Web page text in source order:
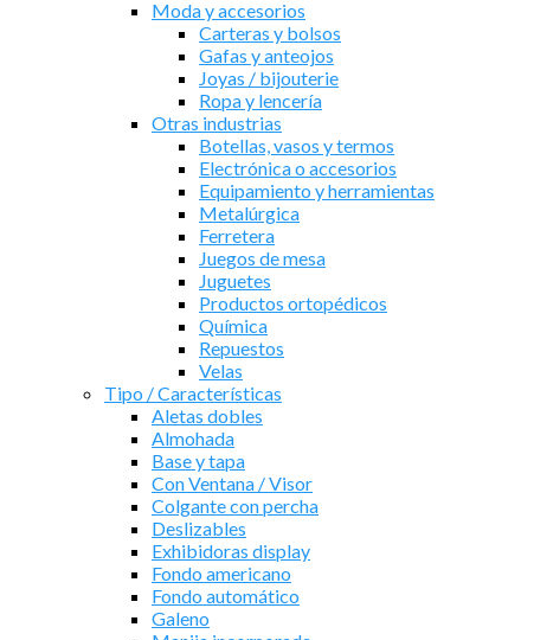
Moda y accesorios
Carteras y bolsos
Gafas y anteojos
Joyas / bijouterie
Ropa y lencería
Otras industrias
Botellas, vasos y termos
Electrónica o accesorios
Equipamiento y herramientas
Metalúrgica
Ferretera
Juegos de mesa
Juguetes
Productos ortopédicos
Química
Repuestos
Velas
Tipo / Características
Aletas dobles
Almohada
Base y tapa
Con Ventana / Visor
Colgante con percha
Deslizables
Exhibidoras display
Fondo americano
Fondo automático
Galeno